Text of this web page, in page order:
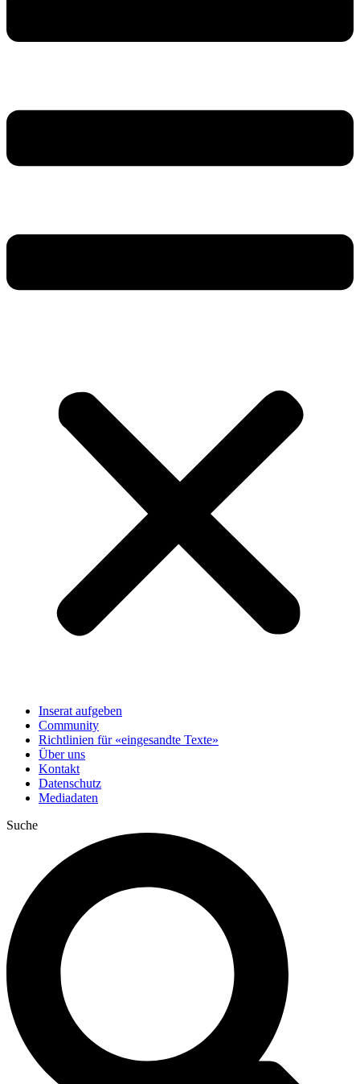
Inserat aufgeben
Community
Richtlinien für «eingesandte Texte»
Über uns
Kontakt
Datenschutz
Mediadaten
Suche